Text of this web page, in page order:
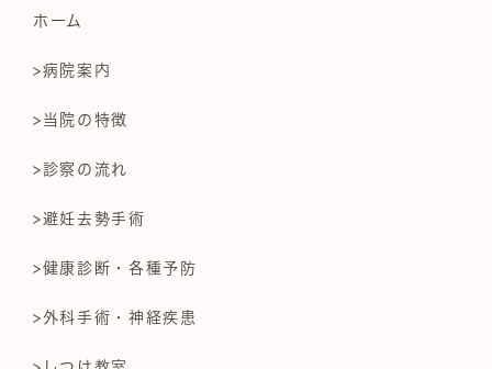
ホーム
>病院案内
>当院の特徴
>診察の流れ
>避妊去勢手術
>健康診断・各種予防
>外科手術・神経疾患